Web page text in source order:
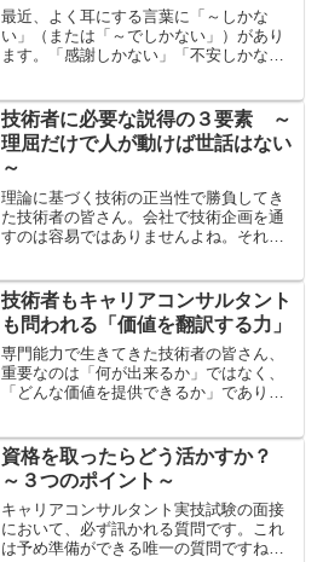
最近、よく耳にする言葉に「～しかな
い」（または「～でしかない」）があり
ます。「感謝しかない」「不安しかな
す。Veryの意味で使われているようです
が、私には違和感があるんですよね.. な
ぜ違和感を感じるのか？ について、い
くつかの視点から語ります。
技術者に必要な説得の３要素 ～
理屈だけで人が動けば世話はない
～
理論に基づく技術の正当性で勝負してき
た技術者の皆さん。会社で技術企画を通
すのは容易ではありませんよね。それは
づき解説し、企画を通すためのヒントを
提示します。
技術者もキャリアコンサルタント
も問われる「価値を翻訳する力」
専門能力で生きてきた技術者の皆さん、
重要なのは「何が出来るか」ではなく、
「どんな価値を提供できるか」であり、
者が抱く違和感の原因について、私の経
験を基にお伝えします。
資格を取ったらどう活かすか？
～３つのポイント～
キャリアコンサルタント実技試験の面接
において、必ず訊かれる質問です。これ
は予め準備ができる唯一の質問ですね。